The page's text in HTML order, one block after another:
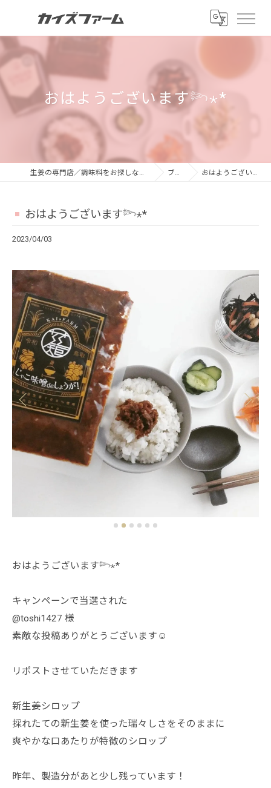
おはようございます𓆸⋆*
生姜の専門店／調味料をお探しならカイズファーム ブログ おはようございます𓆸⋆*
おはようございます𓆸⋆*
2023/04/03
おはようございます𓆸⋆*
キャンペーンで当選された
@toshi1427 様
素敵な投稿ありがとうございます☺️
リポストさせていただきます
新生姜シロップ
採れたての新生姜を使った瑞々しさをそのままに
爽やかな口あたりが特徴のシロップ
昨年、製造分があと少し残っています！